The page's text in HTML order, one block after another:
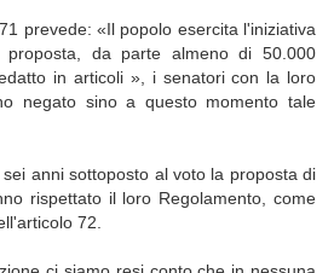
prevede: «Il popolo esercita l'iniziativa
da parte almeno di 50.000
in articoli », i senatori con la loro
negato sino a questo momento tale
anni sottoposto al voto la proposta di
rispettato il loro Regolamento, come
72.